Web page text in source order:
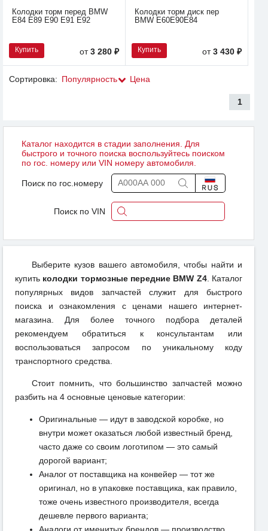
Колодки торм перед BMW
E84 E89 E90 E91 E92
Купить от3 280 ₽
Колодки торм диск пер
BMW E60E90E84
Купить от3 430 ₽
Сортировка: Популярность Цена
1
Каталог находится в стадии заполнения. Для
быстрого и точного поиска воспользуйтесь поиском
по гос. номеру или VIN номеру автомобиля.
Поиск по гос.номеру
Поиск по VIN
Выберите кузов вашего автомобиля, чтобы найти и
купить колодки тормозные передние BMW Z4. Каталог
популярных видов запчастей служит для быстрого
поиска и ознакомления с ценами нашего интернет-
магазина. Для более точного подбора деталей
рекомендуем обратиться к консультантам или
воспользоваться запросом по уникальному коду
транспортного средства.
Стоит помнить, что большинство запчастей можно
разбить на 4 основные ценовые категории:
Оригинальные — идут в заводской коробке, но
внутри может оказаться любой известный бренд,
часто даже со своим логотипом — это самый
дорогой вариант;
Аналог от поставщика на конвейер — тот же
оригинал, но в упаковке поставщика, как правило,
тоже очень известного производителя, всегда
дешевле первого варианта;
Аналоги от именитых брендов — производство